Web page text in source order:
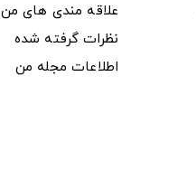
علاقه مندی های من
نظرات گرفته شده
اطلاعات مجله من